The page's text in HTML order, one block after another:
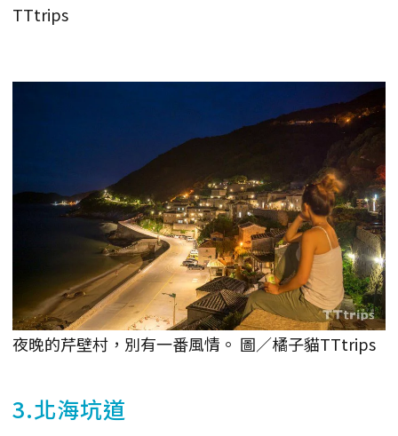
TTtrips
夜晚的芹壁村，別有一番風情。 圖／橘子貓TTtrips
3.北海坑道